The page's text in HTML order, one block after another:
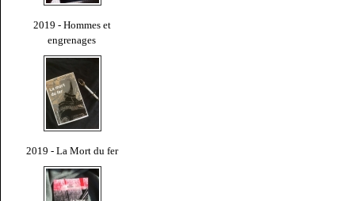
2019 - Hommes et
engrenages
2019 - La Mort du fer